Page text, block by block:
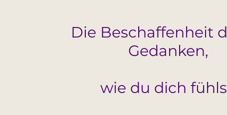
Die Beschaffenheit
Gedanken,
wie du dich